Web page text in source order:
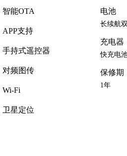
智能OTA
APP支持
手持式遥控器
对频图传
Wi-Fi
卫星定位
电池
长续航
充电器
快充电
保修期
1年